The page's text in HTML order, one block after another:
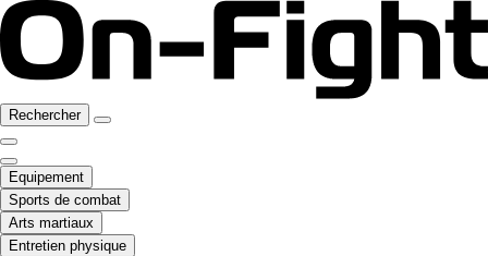
Rechercher
Equipement
Sports de combat
Arts martiaux
Entretien physique